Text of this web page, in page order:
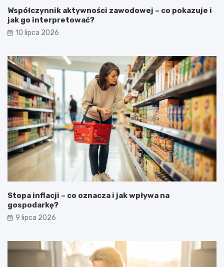
Współczynnik aktywności zawodowej – co pokazuje i
jak go interpretować?
10 lipca 2026
Stopa inflacji – co oznacza i jak wpływa na
gospodarkę?
9 lipca 2026